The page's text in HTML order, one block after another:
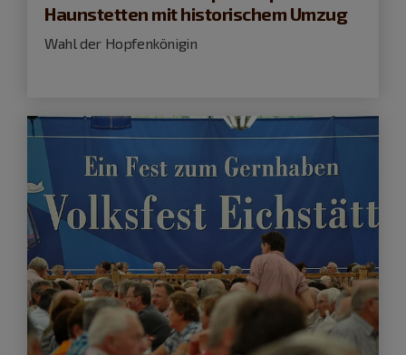
Haunstetten mit historischem Umzug
Wahl der Hopfenkönigin